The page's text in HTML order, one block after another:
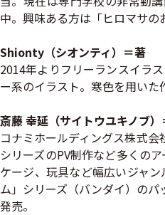
中。興味ある方は「ヒロマサの
Shionty（シオンティ）＝著
2014年よりフリーランスイラ
ー系のイラスト。寒色を用いた
斎藤 幸延（サイトウユキノブ）
コナミホールディングス株式会
シリーズのPV制作など多くの
ケージ、玩具など幅広いジャ
ム」シリーズ（バンダイ）の
発売。